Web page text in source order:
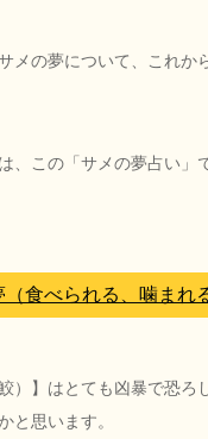
メの夢について、これか
、この「サメの夢占い」
食べられる、噛まれ
）】はとても凶暴で恐ろ
と思います。